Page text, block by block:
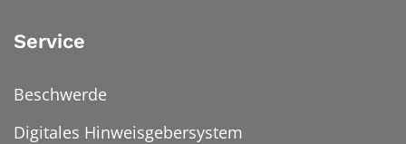
Service
Beschwerde
Digitales Hinweisgebersystem